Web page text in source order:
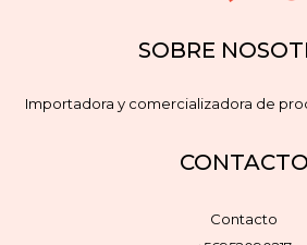
SOBRE
Importadora y comercializadora de
CONTACTO
Contacto